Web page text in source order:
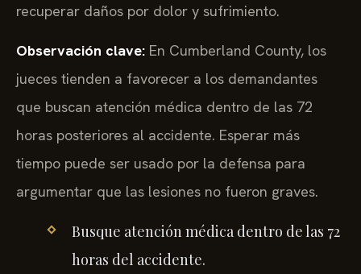
recuperar daños por dolor y sufrimiento.
Observación clave: En Cumberland County, los
jueces tienden a favorecer a los demandantes
que buscan atención médica dentro de las 72
horas posteriores al accidente. Esperar más
tiempo puede ser usado por la defensa para
argumentar que las lesiones no fueron graves.
Busque atención médica dentro de las 72
horas del accidente.